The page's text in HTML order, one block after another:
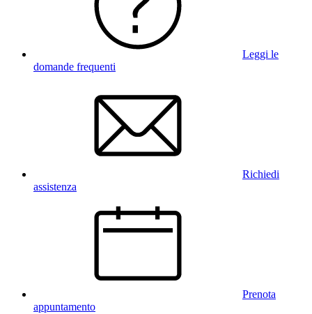
Leggi le
domande frequenti
Richiedi
assistenza
Prenota
appuntamento